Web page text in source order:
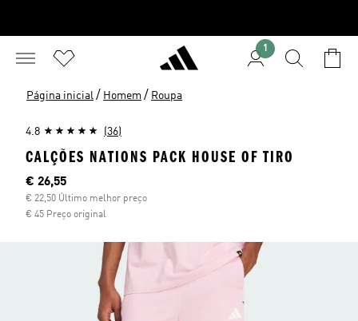
1
Página inicial / Homem / Roupa
4.8 (36)
CALÇÕES NATIONS PACK HOUSE OF TIRO
Preço atual
€ 26,55
€ 22,50 Último melhor preço
€ 45 Preço original